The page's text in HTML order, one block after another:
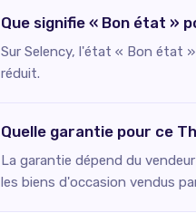
Que signifie « Bon état »
Sur Selency, l'état « Bon état
réduit.
Quelle garantie pour ce
La garantie dépend du
les biens d'occasion vendus